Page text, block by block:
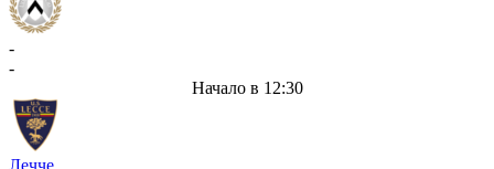
-
-
Начало в 12:30
Лечче